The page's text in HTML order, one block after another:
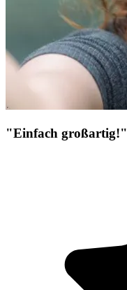
"Einfach großartig!"